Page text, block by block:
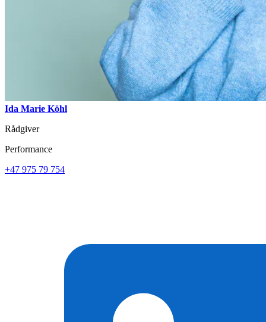
Ida Marie Köhl
Rådgiver
Performance
+47 975 79 754